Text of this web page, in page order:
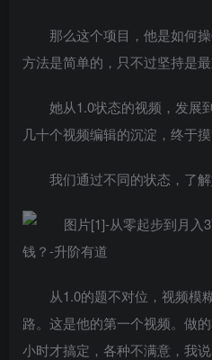
那么这个项目，他是如何
方法是简单的，只不过坚持是最
她从1.0状态的视频，发展
几十个视频编辑的沉淀，终于
我们通过不同的状态，了解
从1.0的题不对位，视频模
路。这是他的第一个视频。做
小时才搞定，各种不满意，我